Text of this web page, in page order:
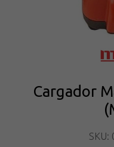
Cargador
SKU: